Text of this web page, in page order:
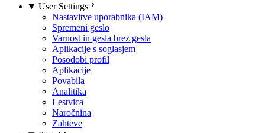
User Settings
Nastavitve uporabnika (IAM)
Spremeni geslo
Varnost in gesla brez gesla
Aplikacije s soglasjem
Posodobi profil
Aplikacije
Povabila
Analitika
Lestvica
Naročnina
Zahteve